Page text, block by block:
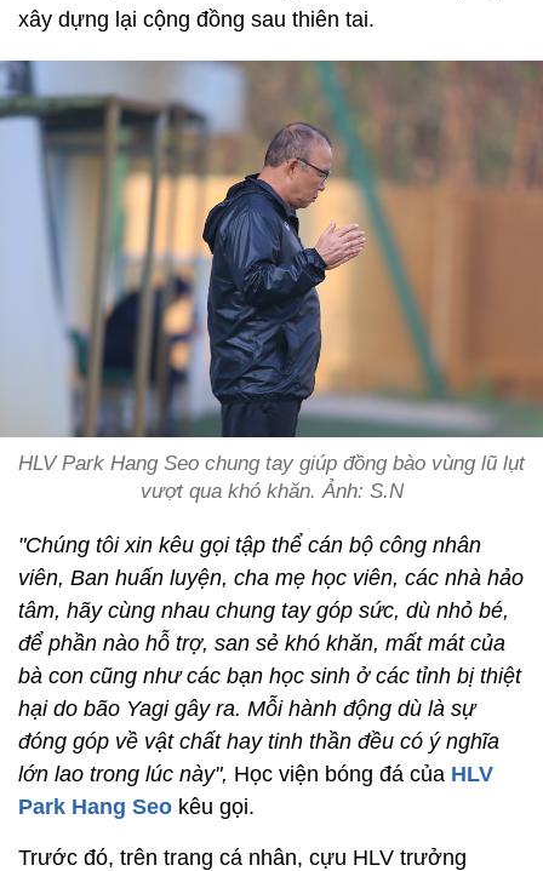
xây dựng lại cộng đồng sau thiên tai.
HLV Park Hang Seo chung tay giúp đồng bào vùng lũ lụt
vượt qua khó khăn. Ảnh: S.N
"Chúng tôi xin kêu gọi tập thể cán bộ công nhân
viên, Ban huấn luyện, cha mẹ học viên, các nhà hảo
tâm, hãy cùng nhau chung tay góp sức, dù nhỏ bé,
để phần nào hỗ trợ, san sẻ khó khăn, mất mát của
bà con cũng như các bạn học sinh ở các tỉnh bị thiệt
hại do bão Yagi gây ra. Mỗi hành động dù là sự
đóng góp về vật chất hay tinh thần đều có ý nghĩa
lớn lao trong lúc này", Học viện bóng đá của HLV
Park Hang Seo kêu gọi.
Trước đó, trên trang cá nhân, cựu HLV trưởng